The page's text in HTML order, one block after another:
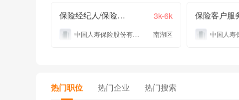
保险经纪人/保险代理 3k-6k
中国人寿保险股份有限公司嘉兴市南湖区支公司 南湖区
热门职位 热门企业 热门搜索